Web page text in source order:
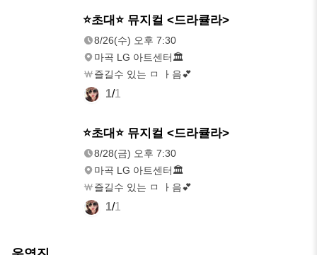
⭐️초대⭐️ 뮤지컬 <드라큘라>
8/26(수) 오후 7:30
마곡 LG 아트센터🏛️
즐길수 있는 ㅁ ㅏ음💕
1/1
⭐️초대⭐️ 뮤지컬 <드라큘라>
8/28(금) 오후 7:30
마곡 LG 아트센터🏛️
즐길수 있는 ㅁ ㅏ음💕
1/1